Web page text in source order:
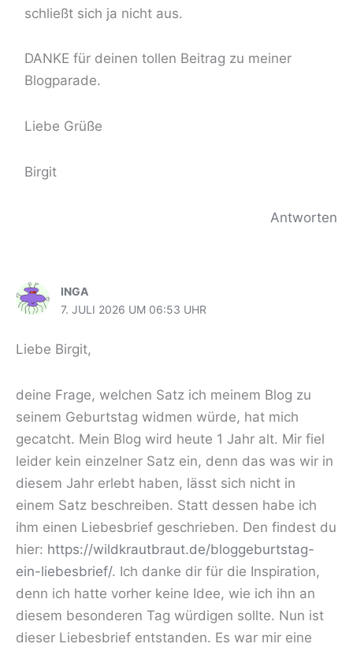
schließt sich ja nicht aus.
DANKE für deinen tollen Beitrag zu meiner
Blogparade.
Liebe Grüße
Birgit
Antworten
INGA
7. JULI 2026 UM 06:53 UHR
Liebe Birgit,
deine Frage, welchen Satz ich meinem Blog zu
seinem Geburtstag widmen würde, hat mich
gecatcht. Mein Blog wird heute 1 Jahr alt. Mir fiel
leider kein einzelner Satz ein, denn das was wir in
diesem Jahr erlebt haben, lässt sich nicht in
einem Satz beschreiben. Statt dessen habe ich
ihm einen Liebesbrief geschrieben. Den findest du
hier: https://wildkrautbraut.de/bloggeburtstag-
ein-liebesbrief/. Ich danke dir für die Inspiration,
denn ich hatte vorher keine Idee, wie ich ihn an
diesem besonderen Tag würdigen sollte. Nun ist
dieser Liebesbrief entstanden. Es war mir eine